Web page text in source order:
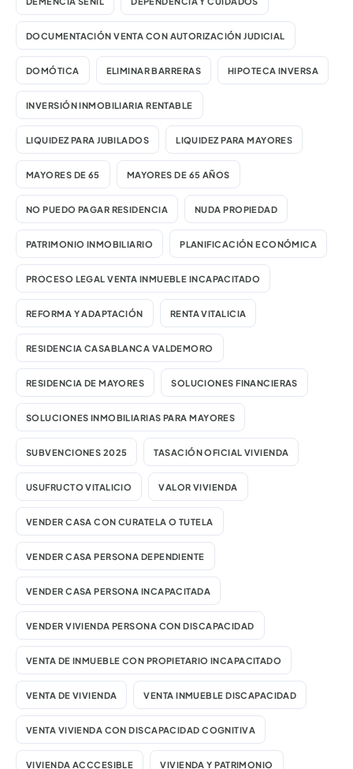
DOCUMENTACIÓN VENTA CON AUTORIZACIÓN JUDICIAL
DOMÓTICA ELIMINAR BARRERAS HIPOTECA INVERSA
INVERSIÓN INMOBILIARIA RENTABLE
LIQUIDEZ PARA JUBILADOS LIQUIDEZ PARA MAYORES
MAYORES DE 65 MAYORES DE 65 AÑOS
NO PUEDO PAGAR RESIDENCIA NUDA PROPIEDAD
PATRIMONIO INMOBILIARIO PLANIFICACIÓN ECONÓMICA
PROCESO LEGAL VENTA INMUEBLE INCAPACITADO
REFORMA Y ADAPTACIÓN RENTA VITALICIA
RESIDENCIA CASABLANCA VALDEMORO
RESIDENCIA DE MAYORES SOLUCIONES FINANCIERAS
SOLUCIONES INMOBILIARIAS PARA MAYORES
SUBVENCIONES 2025 TASACIÓN OFICIAL VIVIENDA
USUFRUCTO VITALICIO VALOR VIVIENDA
VENDER CASA CON CURATELA O TUTELA
VENDER CASA PERSONA DEPENDIENTE
VENDER CASA PERSONA INCAPACITADA
VENDER VIVIENDA PERSONA CON DISCAPACIDAD
VENTA DE INMUEBLE CON PROPIETARIO INCAPACITADO
VENTA DE VIVIENDA VENTA INMUEBLE DISCAPACIDAD
VENTA VIVIENDA CON DISCAPACIDAD COGNITIVA
VIVIENDA ACCCESIBLE VIVIENDA Y PATRIMONIO